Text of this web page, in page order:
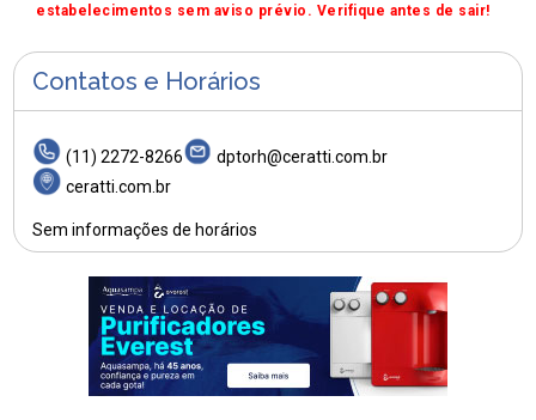
estabelecimentos sem aviso prévio. Verifique antes de sair!
Contatos e Horários
(11) 2272-8266
dptorh@ceratti.com.br
ceratti.com.br
Sem informações de horários